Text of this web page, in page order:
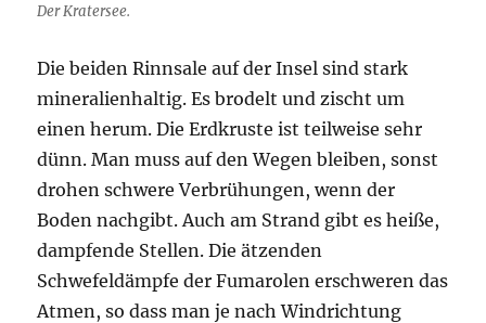
Der Kratersee.
Die beiden Rinnsale auf der Insel sind stark
mineralienhaltig. Es brodelt und zischt um
einen herum. Die Erdkruste ist teilweise sehr
dünn. Man muss auf den Wegen bleiben, sonst
drohen schwere Verbrühungen, wenn der
Boden nachgibt. Auch am Strand gibt es heiße,
dampfende Stellen. Die ätzenden
Schwefeldämpfe der Fumarolen erschweren das
Atmen, so dass man je nach Windrichtung